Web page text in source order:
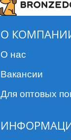
О
О нас
Вакансии
Для оптовых